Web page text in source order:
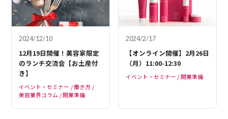
2024/12/10
12月19日開催！美容家限定
のランチ交流会【お土産付
き】
イベント・セミナー
働き方
美容業界コラム
開業準備
2024/2/17
【オンライン開催】2月26日
（月）11:00-12:30
イベント・セミナー 開業準備